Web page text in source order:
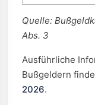
Quelle:
Abs. 3
Ausführliche
Bußgeldern
2026.